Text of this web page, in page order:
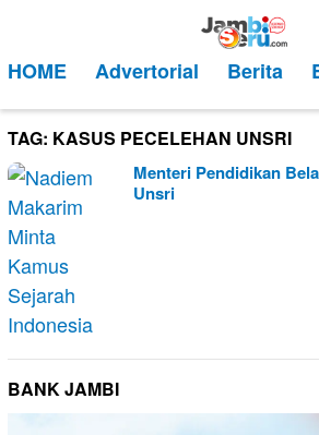
kontenMobile
HOME Advertorial Berita
TAG: KASUS PECELEHAN UNSRI
Menteri Pendidikan
Unsri
BANK JAMBI